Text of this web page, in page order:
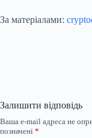
За матеріалами:
Залишити відповідь
Ваша e-mail адреса не
позначені *